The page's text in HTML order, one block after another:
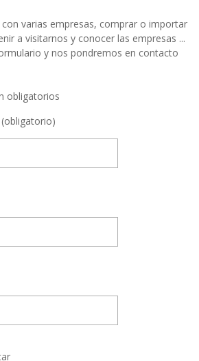
varias empresas, comprar o importar
a visitarnos y conocer las empresas ...
y nos pondremos en contacto
obligatorios